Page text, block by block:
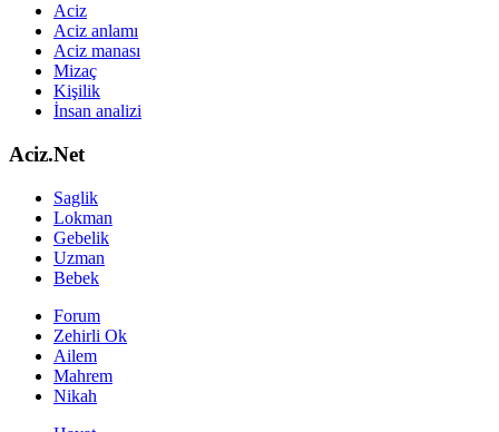
Aciz
Aciz anlamı
Aciz manası
Mizaç
Kişilik
İnsan analizi
Aciz.Net
Saglik
Lokman
Gebelik
Uzman
Bebek
Forum
Zehirli Ok
Ailem
Mahrem
Nikah